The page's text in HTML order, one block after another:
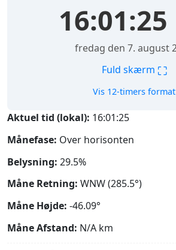
16:01:26
fredag den 7. august
Fuld skærm ⛶
Vis 12-timers format
Aktuel tid (lokal): 16:01:26
Månefase: Over horisonten
Belysning: 29.5%
Måne Retning: WNW (285.5°)
Måne Højde: -46.09°
Måne Afstand: N/A km